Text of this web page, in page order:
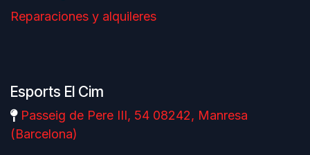
Reparaciones y alquileres
Esports El Cim
Passeig de Pere III, 54 08242, Manresa
(Barcelona)